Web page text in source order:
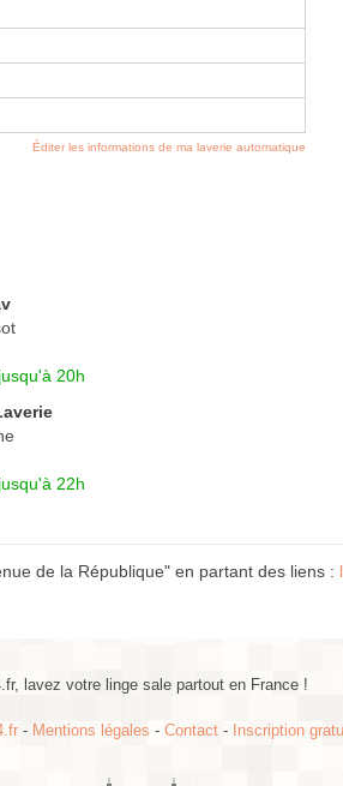
Éditer les informations de ma laverie automatique
20h
22h
de la République" en partant des liens :
lavez votre linge sale partout en France !
- Mentions légales - Contact - Inscription